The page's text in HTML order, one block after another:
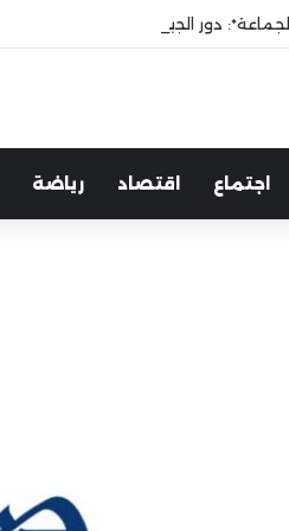
الجماعة*: دور الجيش في حماية الوطن
اجتماع اقتصاد رياضة